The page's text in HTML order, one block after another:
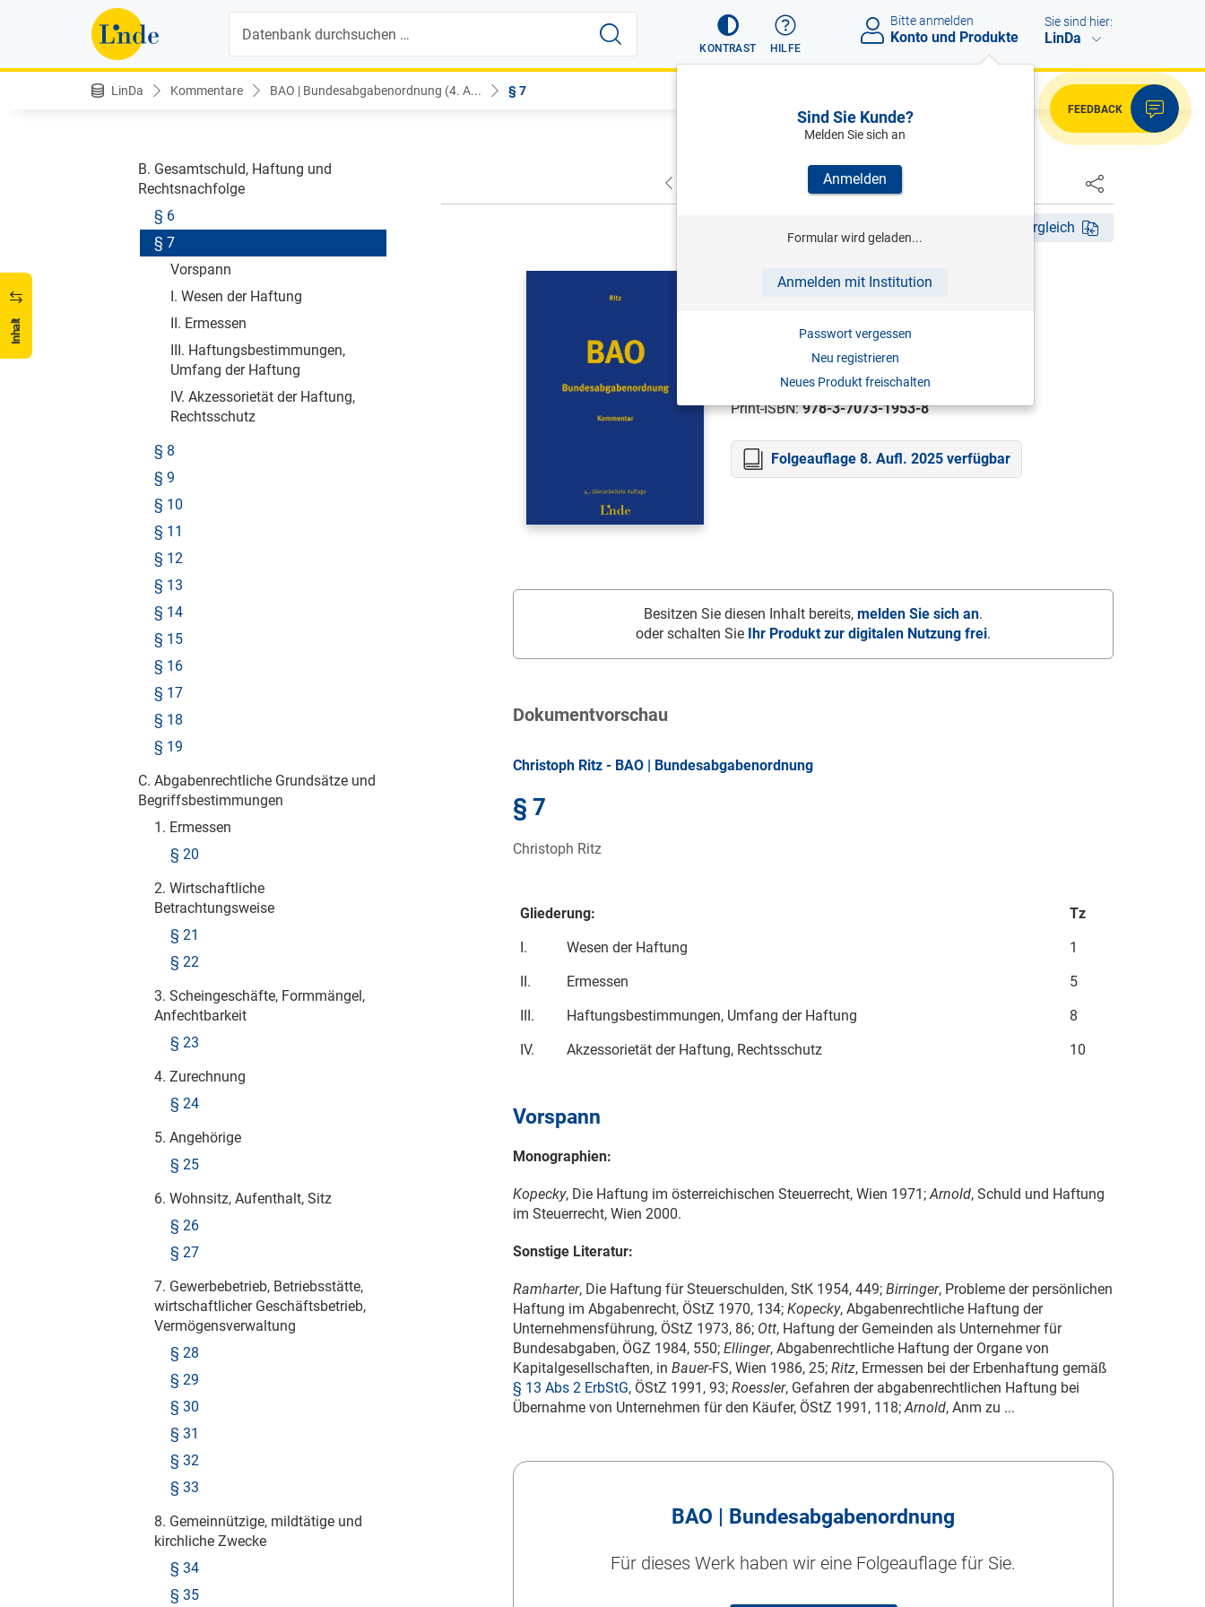
KONTRAST HILFE
Bitte anmelden
Konto und Produkte
Sind Sie Kunde?
Melden Sie sich an
Anmelden
Formular wird geladen...
Anmelden mit Institution
Passwort vergessen
Neu registrieren
Neues Produkt freischalten
Sie sind hier:
LinDa
LinDa Kommentare BAO | Bundesabgabenordnung (4. A... § 7
FEEDBACK
Inhalt
§ 3a
A. Entstehung des
Abgabenanspruches
B. Gesamtschuld, Haftung und
Rechtsnachfolge
§ 6
§ 7
Vorspann
I. Wesen der Haftung
II. Ermessen
III. Haftungsbestimmungen,
Umfang der Haftung
IV. Akzessorietät der Haftung,
Rechtsschutz
§ 8
§ 9
§ 10
§ 11
§ 12
§ 13
§ 14
§ 15
§ 16
§ 17
§ 18
§ 19
C. Abgabenrechtliche Grundsätze und
Begriffsbestimmungen
1. Ermessen
§ 20
2. Wirtschaftliche
Betrachtungsweise
§ 21
§ 22
3. Scheingeschäfte, Formmängel,
Anfechtbarkeit
§ 23
4. Zurechnung
§ 24
5. Angehörige
§ 25
6. Wohnsitz, Aufenthalt, Sitz
§ 26
§ 27
7. Gewerbebetrieb, Betriebsstätte,
wirtschaftlicher Geschäftsbetrieb,
Vermögensverwaltung
§ 28
§ 29
§ 30
§ 31
§ 32
§ 33
8. Gemeinnützige, mildtätige und
kirchliche Zwecke
§ 34
§ 35
NÄCHSTER
Fassungsvergleich
CHRISTOPH RITZ
4. Aufl. 2011
Print-ISBN:978-3-7073-1953-8
Folgeauflage 8. Aufl. 2025 verfügbar
Besitzen Sie diesen Inhalt bereits, melden Sie sich an.
oder schalten Sie Ihr Produkt zur digitalen Nutzung frei.
Dokumentvorschau
Christoph Ritz - BAO | Bundesabgabenordnung
§ 7
Christoph Ritz
Gliederung:
Tz
I.
Wesen der Haftung
1
II.
Ermessen
5
III.
Haftungsbestimmungen, Umfang der Haftung
8
IV.
Akzessorietät der Haftung, Rechtsschutz 10
Vorspann
Monographien:
Kopecky, Die Haftung im österreichischen Steuerrecht, Wien 1971;Arnold, Schuld und Haftung
im Steuerrecht, Wien 2000.
Sonstige Literatur:
Ramharter, Die Haftung für Steuerschulden, StK 1954, 449; Birringer, Probleme der persönlichen
Haftung im Abgabenrecht, ÖStZ 1970, 134; Kopecky, Abgabenrechtliche Haftung der
Unternehmensführung, ÖStZ 1973, 86; Ott, Haftung der Gemeinden als Unternehmer für
Bundesabgaben, ÖGZ 1984, 550; Ellinger, Abgabenrechtliche Haftung der Organe von
Kapitalgesellschaften, in Bauer-FS, Wien 1986, 25; Ritz, Ermessen bei der Erbenhaftung gemäß
§ 13 Abs 2 ErbStG, ÖStZ 1991, 93; Roessler, Gefahren der abgabenrechtlichen Haftung bei
Übernahme von Unternehmen für den Käufer, ÖStZ 1991, 118;Arnold, Anm zu ...
BAO | Bundesabgabenordnung
Für dieses Werk haben wir eine Folgeauflage für Sie.